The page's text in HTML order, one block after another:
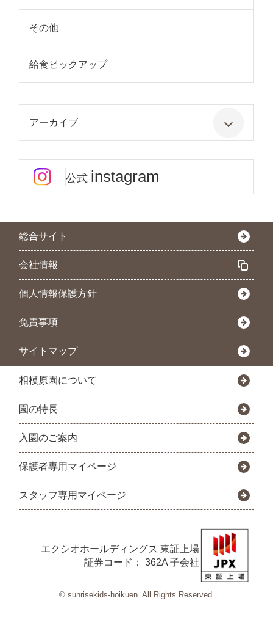
その他
給食ピックアップ
アーカイブ
公式 instagram
総合サイト
会社情報
個人情報保護方針
免責事項
サイトマップ
相模原園について
園の特長
入園のご案内
保護者専用マイページ
スタッフ専用マイページ
エクシオホールディングス 東証上場
証券コード： 362A 子会社
© sunrisekids-hoikuen. All Rights Reserved.